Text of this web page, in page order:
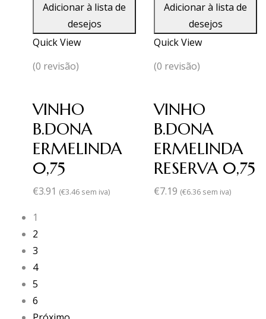
Adicionar à lista de
desejos
Quick View
(0 revisão)
VINHO
B.DONA
ERMELINDA
0,75
€3.91 (€3.46 sem iva)
Adicionar à lista de
desejos
Quick View
(0 revisão)
VINHO
B.DONA
ERMELINDA
RESERVA 0,75
€7.19 (€6.36 sem iva)
1
2
3
4
5
6